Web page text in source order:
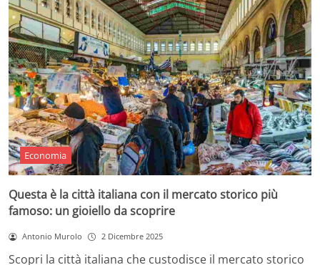
Economia
Questa è la città italiana con il mercato storico più
famoso: un gioiello da scoprire
Antonio Murolo 2 Dicembre 2025
Scopri la città italiana che custodisce il mercato storico